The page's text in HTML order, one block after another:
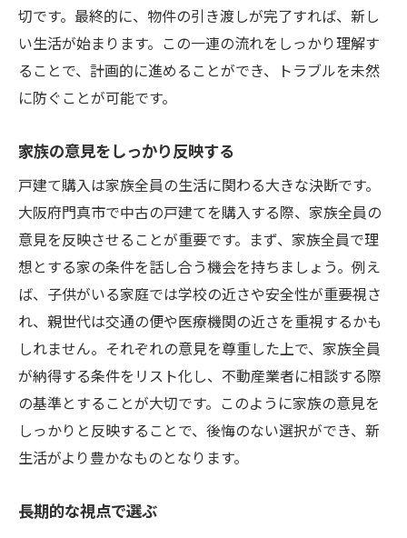
切です。最終的に、物件の引き渡しが完了すれば、新し
い生活が始まります。この一連の流れをしっかり理解す
ることで、計画的に進めることができ、トラブルを未然
に防ぐことが可能です。
家族の意見をしっかり反映する
戸建て購入は家族全員の生活に関わる大きな決断です。
大阪府門真市で中古の戸建てを購入する際、家族全員の
意見を反映させることが重要です。まず、家族全員で理
想とする家の条件を話し合う機会を持ちましょう。例え
ば、子供がいる家庭では学校の近さや安全性が重要視さ
れ、親世代は交通の便や医療機関の近さを重視するかも
しれません。それぞれの意見を尊重した上で、家族全員
が納得する条件をリスト化し、不動産業者に相談する際
の基準とすることが大切です。このように家族の意見を
しっかりと反映することで、後悔のない選択ができ、新
生活がより豊かなものとなります。
長期的な視点で選ぶ